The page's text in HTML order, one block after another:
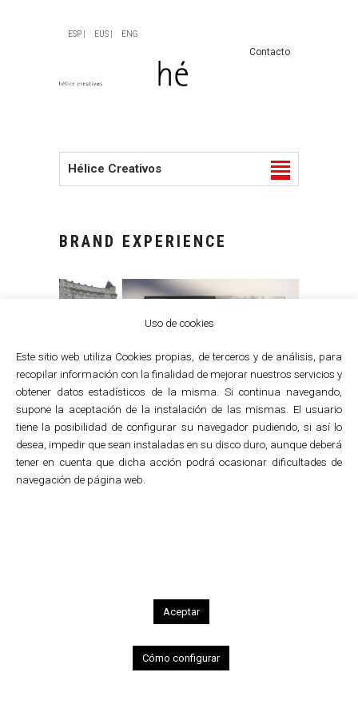
ESP | EUS | ENG
Contacto
Hélice Creativos
BRAND EXPERIENCE
Madrid
Presentación de los
el Hotel Ritz de Madrid. Diseño y
institucional de productos agroalimentarios
Uso de cookies
Este sitio web utiliza Cookies propias, de terceros y de análisis, para
recopilar información con la finalidad de mejorar nuestros servicios y
obtener datos estadísticos de la misma. Si continua navegando,
supone la aceptación de la instalación de las mismas. El usuario
tiene la posibilidad de configurar su navegador pudiendo, si así lo
desea, impedir que sean instaladas en su disco duro, aunque deberá
tener en cuenta que dicha acción podrá ocasionar dificultades de
navegación de página web.
Aceptar
Cómo configurar